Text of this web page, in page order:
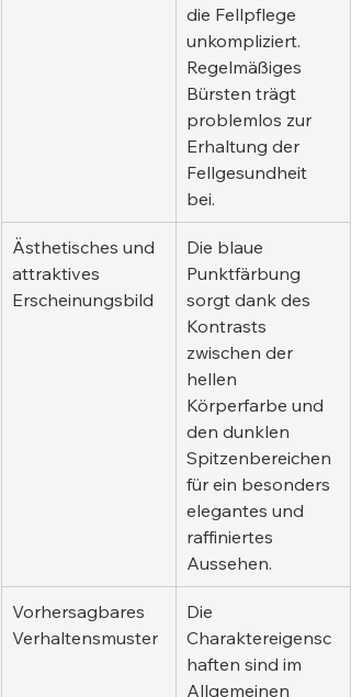
die Fellpflege
unkompliziert.
Regelmäßiges
Bürsten trägt
problemlos zur
Erhaltung der
Fellgesundheit
bei.
Ästhetisches und
attraktives
Erscheinungsbild
Die blaue
Punktfärbung
sorgt dank des
Kontrasts
zwischen der
hellen
Körperfarbe und
den dunklen
Spitzenbereichen
für ein besonders
elegantes und
raffiniertes
Aussehen.
Vorhersagbares
Verhaltensmuster
Die
Charaktereigensc
haften sind im
Allgemeinen